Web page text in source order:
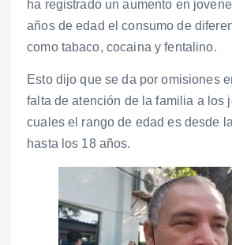
ha registrado un aumento en
años de edad el consumo de
como tabaco, cocaina y fentalino.
Esto dijo que se da por omisiones
falta de atención de la familia a los
cuales el rango de edad es desde
hasta los 18 años.